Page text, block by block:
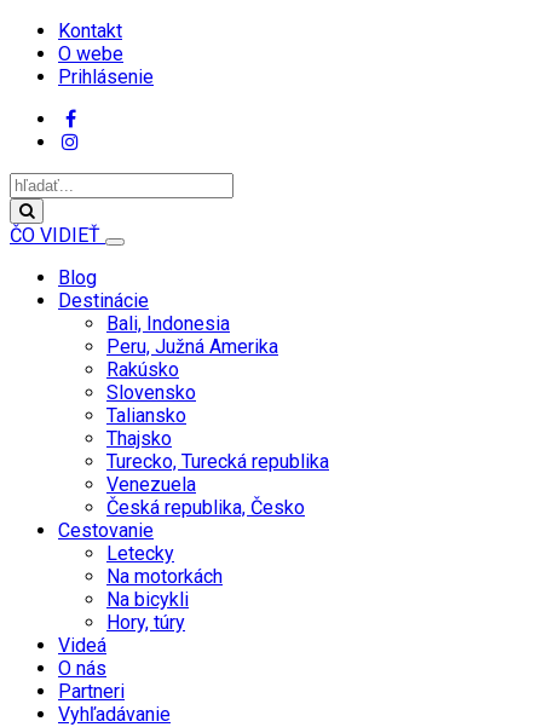
Kontakt
O webe
Prihlásenie
ČO VIDIEŤ
Blog
Destinácie
Bali, Indonesia
Peru, Južná Amerika
Rakúsko
Slovensko
Taliansko
Thajsko
Turecko, Turecká republika
Venezuela
Česká republika, Česko
Cestovanie
Letecky
Na motorkách
Na bicykli
Hory, túry
Videá
O nás
Partneri
Vyhľadávanie